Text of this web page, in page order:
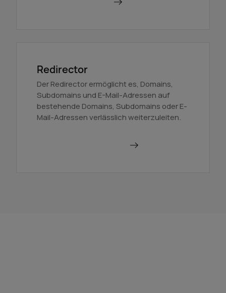
Redirector
Der Redirector ermöglicht es, Domains,
Subdomains und E-Mail-Adressen auf
bestehende Domains, Subdomains oder E-
Mail-Adressen verlässlich weiterzuleiten.